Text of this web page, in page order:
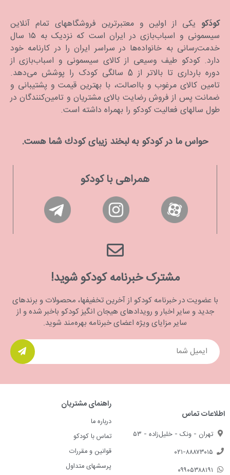
کودَکو یکی از اولین و معتبرترین فروشگاههای تمام آنلاین
سیسمونی و اسباب‌بازی در ایران است که نزدیک به ۱۵ سال
خدمت‌رسانی به خانواده‌ها در سراسر ایران را در کارنامه خود
دارد. كودكو طیف وسیعی از کالای سیسمونی و اسباب‌بازی از
دوره بارداری تا بالاتر از 5 سالگی کودک را پوشش می‌دهد.
تامین کالای مرغوب و بااصالت، با بهترین قیمت و پشتیبانی و
ضمانت پس از فروش رضایت بالای مشتریان و تامین‌کنندگان در
طول سالهای فعالیت کودکو را بهمراه داشته است.
حواس ما در كودكو به لبخند زیبای كودك شما هست.
همراهی با کودکو
مشترک خبرنامه کودکو شوید!
با عضویت در خبرنامه کودکو از آخرین تخفیفها، محصولات و برندهای
جدید و سایر اخبار و رویدادهای هیجان انگیز کودکو باخبر شده و از
سایر مزایای ویژه اعضای خبرنامه بهره‌مند شوید.
اطلاعات تماس
تهران - ونک - خلیل‌زاده - ۵۳
۰۲۱-۸۸۸۷۳۰۱۵
۰۹۹۰۵۳۸۸۱۹۱
راهنمای مشتریان
درباره ما
تماس با کودکو
قوانین و مقررات
پرسشهای متداول